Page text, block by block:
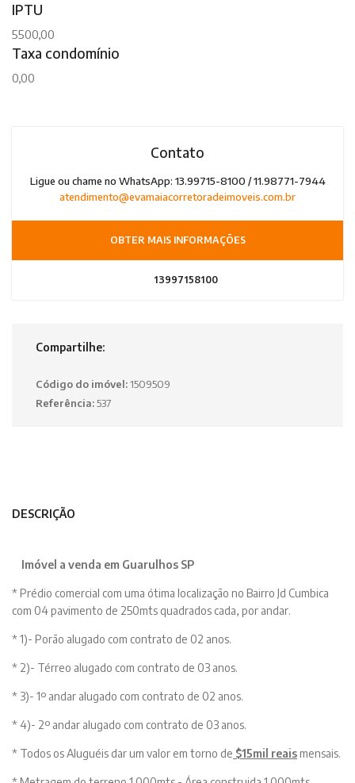
IPTU
5500,00
Taxa condomínio
0,00
Contato
Ligue ou chame no WhatsApp: 13.99715-8100 / 11.98771-7944
atendimento@evamaiacorretoradeimoveis.com.br
OBTER MAIS INFORMAÇÕES
13997158100
Compartilhe:
Código do imóvel:1509509
Referência: 537
DESCRIÇÃO
Imóvel a venda em Guarulhos SP
* Prédio comercial com uma ótima localização no Bairro Jd Cumbica
com 04 pavimento de 250mts quadrados cada, por andar.
* 1)- Porão alugado com contrato de 02 anos.
* 2)- Térreo alugado com contrato de 03 anos.
* 3)- 1º andar alugado com contrato de 02 anos.
* 4)- 2º andar alugado com contrato de 03 anos.
* Todos os Aluguéis dar um valor em torno de $15mil reais mensais.